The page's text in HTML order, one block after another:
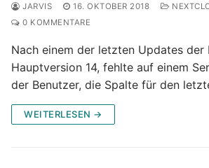
JARVIS 16. OKTOBER 2018
0 KOMMENTARE
Nach einem der letzten Updates
Hauptversion 14, fehlte auf einem
der Benutzer, die Spalte für den
WEITERLESEN →